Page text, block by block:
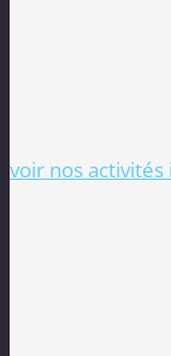
voir nos